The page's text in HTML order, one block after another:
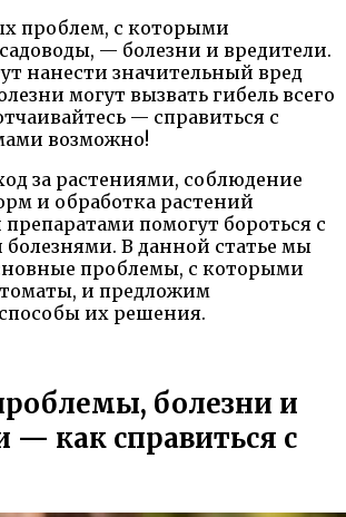
проблем, с которыми
— болезни и вредители.
нанести значительный вред
могут вызвать гибель всего
— справиться с
возможно!
за растениями, соблюдение
и обработка растений
помогут бороться с
В данной статье мы
проблемы, с которыми
и предложим
их решения.
болезни и
— как справиться с